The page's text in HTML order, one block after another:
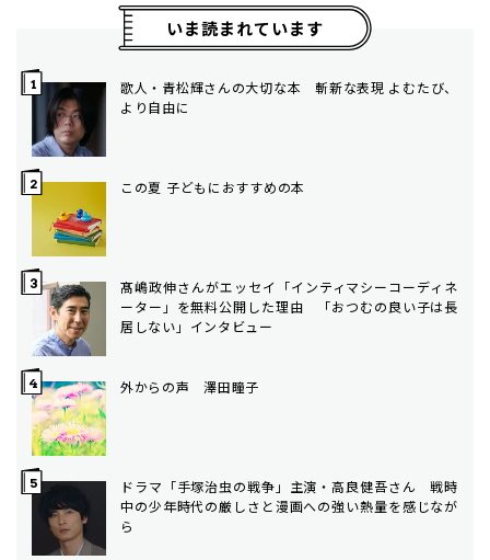
いま読まれています
歌人・青松輝さんの大切な本 斬新な表現 よむたび、
より自由に
この夏 子どもにおすすめの本
髙嶋政伸さんがエッセイ「インティマシーコーディネ
ーター」を無料公開した理由 「おつむの良い子は長
居しない」インタビュー
外からの声 澤田瞳子
ドラマ「手塚治虫の戦争」主演・高良健吾さん 戦時
中の少年時代の厳しさと漫画への強い熱量を感じなが
ら